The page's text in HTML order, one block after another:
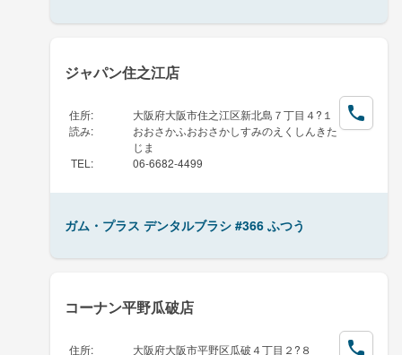
ジャパン住之江店
住所:
大阪府大阪市住之江区新北島７丁目４?１
読み:
おおさかふおおさかしすみのえくしんきた
じま
TEL : 06-6682-4499
ガム・プラス デンタルブラシ #366 ふつう
コーナン平野瓜破店
住所: 大阪府大阪市平野区瓜破４丁目２?８